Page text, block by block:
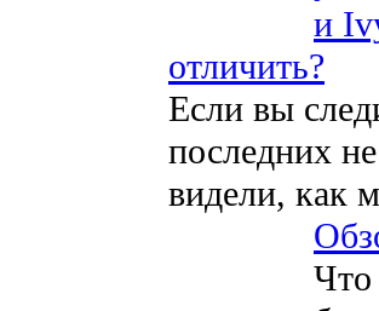
и
отличить?
Если вы
последних
видели, как
Что